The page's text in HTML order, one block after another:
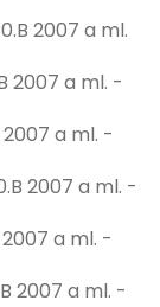
2007 a ml.
2007 a ml. -
a ml. -
2007 a ml. -
a ml. -
2007 a ml. -